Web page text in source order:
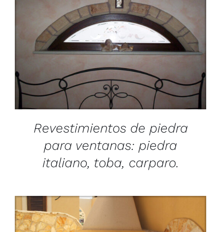
/
DETAILS
Revestimientos de piedra
para ventanas: piedra
italiano, toba, carparo.